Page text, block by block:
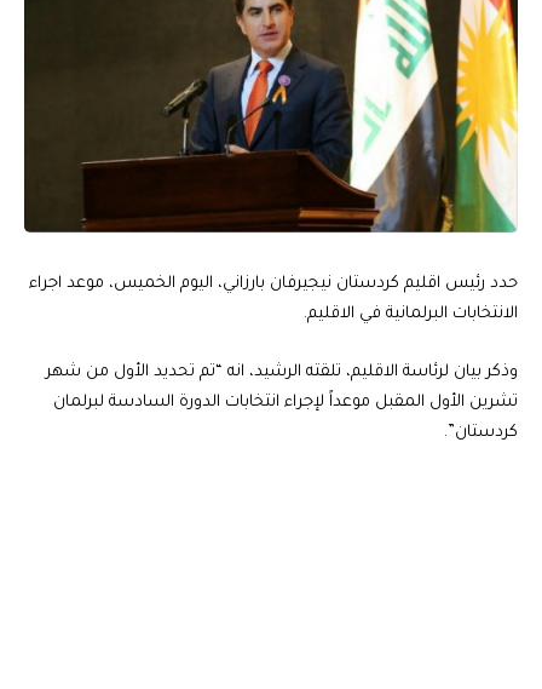
حدد رئيس اقليم كردستان نيجيرفان بارزاني، اليوم الخميس، موعد اجراء
الانتخابات البرلمانية في الاقليم.
وذكر بيان لرئاسة الاقليم، تلقته الرشيد، انه “تم تحديد الأول من شهر
تشرين الأول المقبل موعداً لإجراء انتخابات الدورة السادسة لبرلمان
كردستان”.